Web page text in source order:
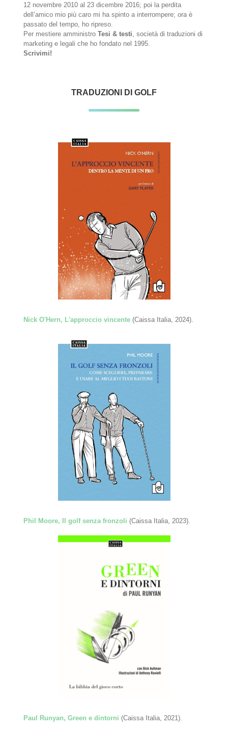
12 novembre 2010 al 23 dicembre 2016; poi la perdita
dell’amico mio più caro mi ha spinto a interrompere; ora è
passato del tempo, ho ripreso.
Per mestiere amministroTesi & testi, società di traduzioni di
marketing e legali che ho fondato nel 1995.
Scrivimi!
TRADUZIONI DI GOLF
Nick O'Hern, L'approccio vincente(Caissa Italia, 2024).
Phil Moore, Il golf senza fronzoli(Caissa Italia, 2023).
Paul Runyan, Green e dintorni (Caissa Italia, 2021).